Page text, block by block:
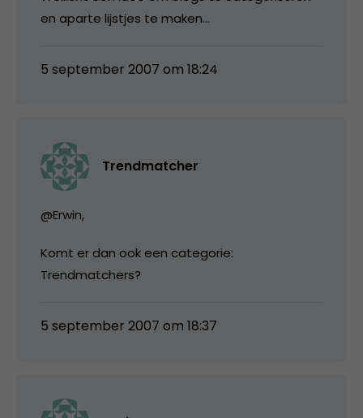
en aparte lijstjes te maken…
5 september 2007 om 18:24
Trendmatcher
@Erwin,
Komt er dan ook een categorie:
Trendmatchers?
5 september 2007 om 18:37